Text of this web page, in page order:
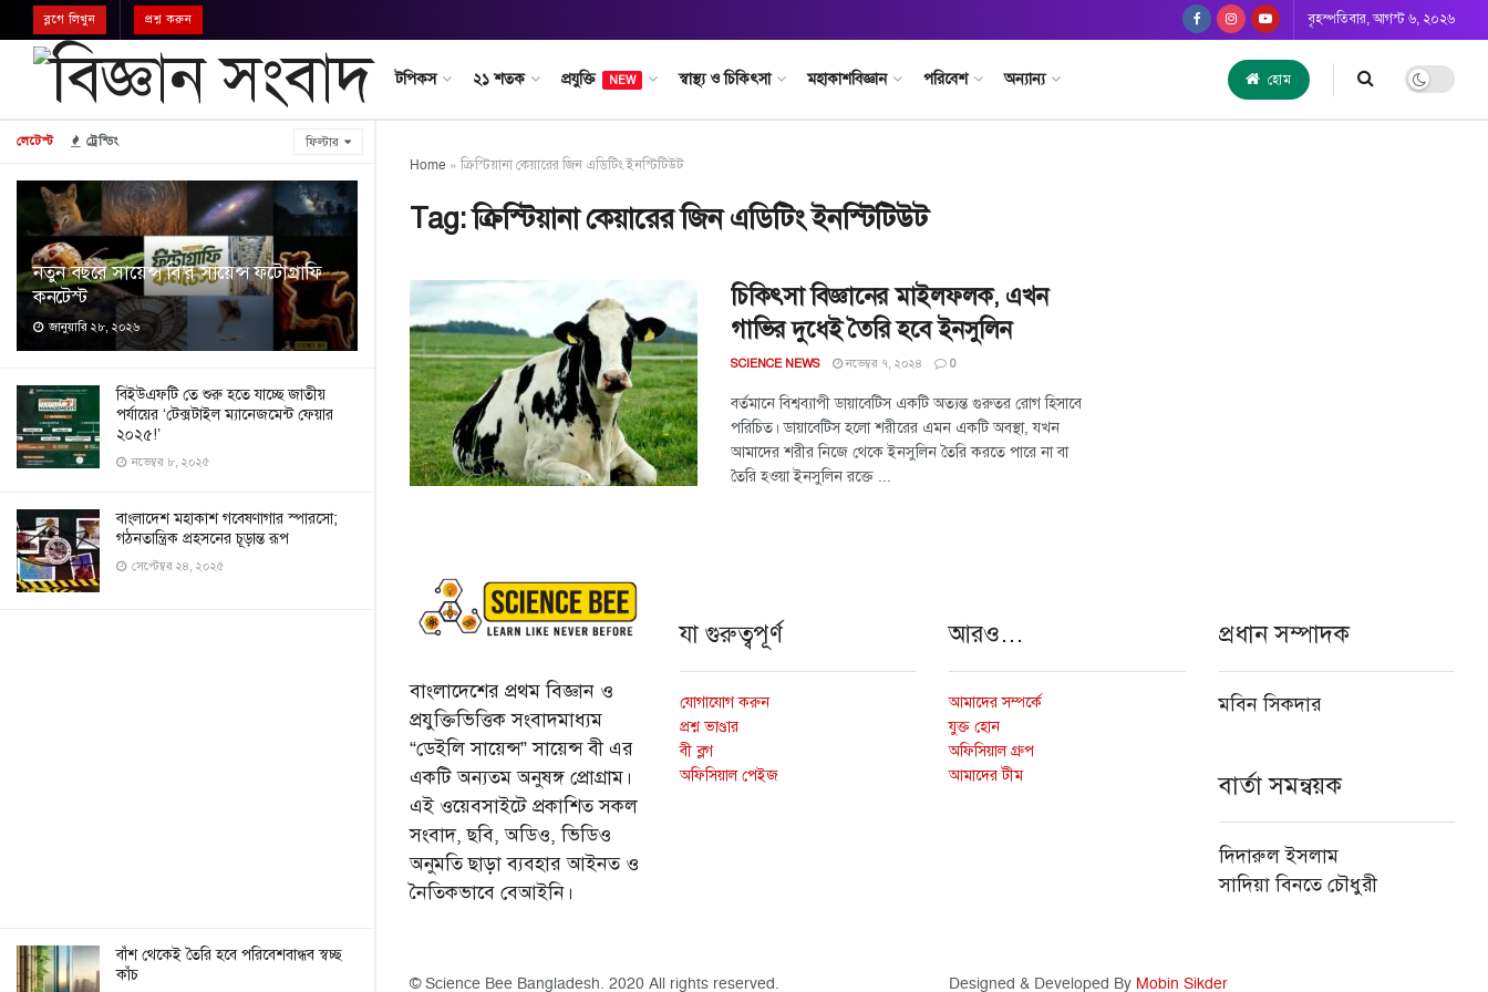
লেটেস্ট ট্রেন্ডিং ফিল্টার
নতুন বছরে সায়েন্স বি’র সায়েন্স ফটোগ্রাফি
কনটেস্ট
জানুয়ারি ২৮, ২০২৬
বিইউএফটি তে শুরু হতে যাচ্ছে জাতীয়
পর্যায়ের ‘টেক্সটাইল ম্যানেজমেন্ট ফেয়ার
২০২৫!’
নভেম্বর ৮, ২০২৫
বাংলাদেশ মহাকাশ গবেষণাগার স্পারসো;
গঠনতান্ত্রিক প্রহসনের চূড়ান্ত রূপ
সেপ্টেম্বর ২৪, ২০২৫
বাঁশ থেকেই তৈরি হবে পরিবেশবান্ধব স্বচ্ছ
কাঁচ
ব্লগে লিখুন প্রশ্ন করুন বৃহস্পতিবার, আগস্ট ৬, ২০২৬
টপিকস ২১ শতক প্রযুক্তি NEW স্বাস্থ্য ও চিকিৎসা মহাকাশবিজ্ঞান পরিবেশ অন্যান্য হোম
Home »ক্রিস্টিয়ানা কেয়ারের জিন এডিটিং ইনস্টিটিউট
Tag:ক্রিস্টিয়ানা কেয়ারের জিন এডিটিং ইনস্টিটিউট
চিকিৎসা বিজ্ঞানের মাইলফলক, এখন
গাভির দুধেই তৈরি হবে ইনসুলিন
SCIENCE NEWS নভেম্বর ৭, ২০২৪ 0
বর্তমানে বিশ্বব্যাপী ডায়াবেটিস একটি অত্যন্ত গুরুতর রোগ হিসাবে
পরিচিত। ডায়াবেটিস হলো শরীরের এমন একটি অবস্থা, যখন
আমাদের শরীর নিজে থেকে ইনসুলিন তৈরি করতে পারে না বা
তৈরি হওয়া ইনসুলিন রক্তে ...
বাংলাদেশের প্রথম বিজ্ঞান ও
প্রযুক্তিভিত্তিক সংবাদমাধ্যম
“ডেইলি সায়েন্স” সায়েন্স বী এর
একটি অন্যতম অনুষঙ্গ প্রোগ্রাম।
এই ওয়েবসাইটে প্রকাশিত সকল
সংবাদ, ছবি, অডিও, ভিডিও
অনুমতি ছাড়া ব্যবহার আইনত ও
নৈতিকভাবে বেআইনি।
যা গুরুত্বপূর্ণ
যোগাযোগ করুন
প্রশ্ন ভাণ্ডার
বী ব্লগ
অফিসিয়াল পেইজ
আরও…
আমাদের সম্পর্কে
যুক্ত হোন
অফিসিয়াল গ্রুপ
আমাদের টীম
প্রধান সম্পাদক
মবিন সিকদার
বার্তা সমন্বয়ক
দিদারুল ইসলাম
সাদিয়া বিনতে চৌধুরী
© Science Bee Bangladesh. 2020 All rights reserved. Designed & Developed By Mobin Sikder